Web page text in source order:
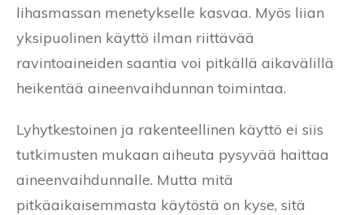
lihasmassan menetykselle kasvaa. Myös liian
yksipuolinen käyttö ilman riittävää
ravintoaineiden saantia voi pitkällä aikavälillä
heikentää aineenvaihdunnan toimintaa.
Lyhytkestoinen ja rakenteellinen käyttö ei siis
tutkimusten mukaan aiheuta pysyvää haittaa
aineenvaihdunnalle. Mutta mitä
pitkäaikaisemmasta käytöstä on kyse, sitä